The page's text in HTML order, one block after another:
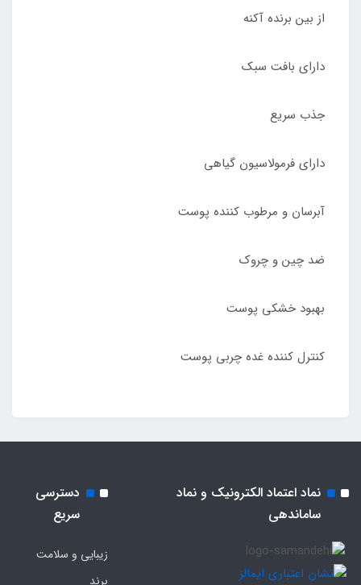
از بین برنده آکنه
دارای بافت سبک
جذب سریع
دارای فرمولاسیون گیاهی
آبرسان و مرطوب کننده پوست
ضد چین و چروک
بهبود خشکی پوست
کنترل کننده غده چربی پوست
نماد اعتماد الکترونیک و نماد
ساماندهی
دسترسی
سریع
زیبایی و سلامت
برند